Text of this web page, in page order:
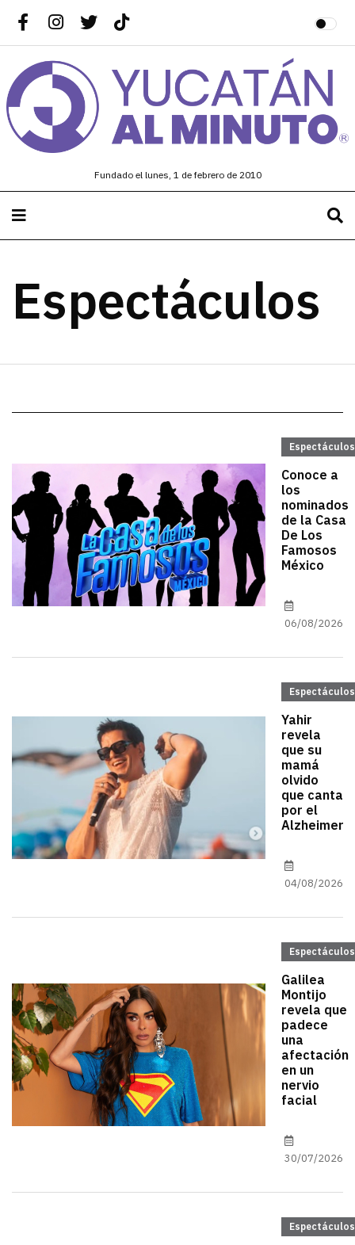
Fundado el lunes, 1 de febrero de 2010
Espectáculos
Espectáculos
Conoce a
los
nominados
de la Casa
De Los
Famosos
México
06/08/2026
Espectáculos
Yahir
revela
que su
mamá
olvido
que canta
por el
Alzheimer
04/08/2026
Espectáculos
Galilea
Montijo
revela que
padece
una
afectación
en un
nervio
facial
30/07/2026
Espectáculos